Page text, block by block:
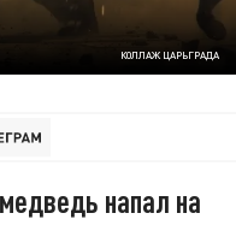
КОЛЛАЖ ЦАРЬГРАДА
напал на